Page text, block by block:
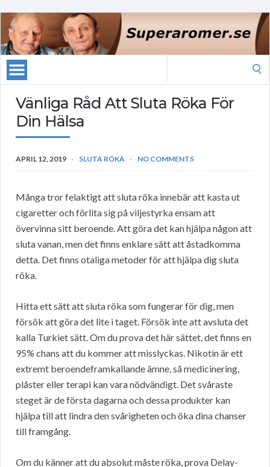
Vänliga Råd Att Sluta Röka För
Din Hälsa
APRIL 12, 2019 SLUTA RÖKA NO COMMENTS
Många tror felaktigt att sluta röka innebär att kasta ut
cigaretter och förlita sig på viljestyrka ensam att
övervinna sitt beroende. Att göra det kan hjälpa någon att
sluta vanan, men det finns enklare sätt att åstadkomma
detta. Det finns otaliga metoder för att hjälpa dig sluta
röka.
Hitta ett sätt att sluta röka som fungerar för dig, men
försök att göra det lite i taget. Försök inte att avsluta det
kalla Turkiet sätt. Om du prova det här sättet, det finns en
95% chans att du kommer att misslyckas. Nikotin är ett
extremt beroendeframkallande ämne, så medicinering,
plåster eller terapi kan vara nödvändigt. Det svåraste
steget är de första dagarna och dessa produkter kan
hjälpa till att lindra den svårigheten och öka dina chanser
till framgång.
Om du känner att du absolut måste röka, prova Delay-